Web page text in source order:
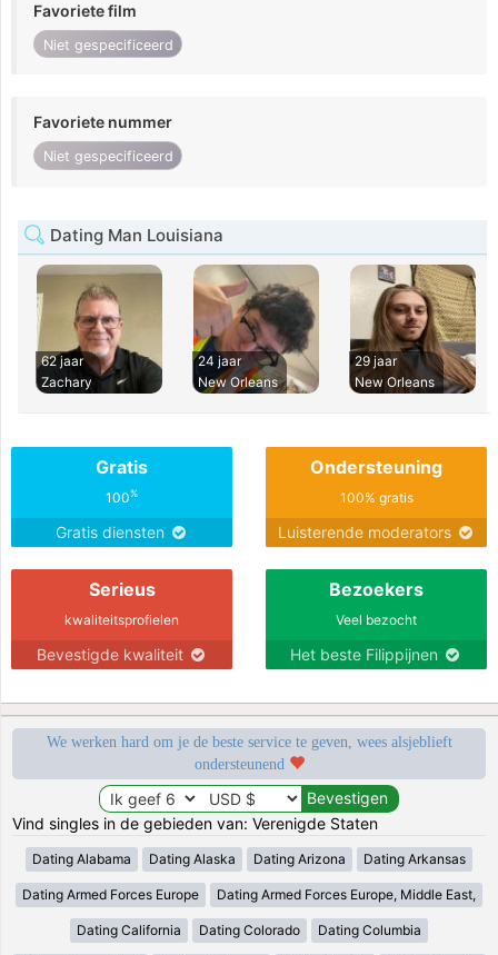
Favoriete film
Niet gespecificeerd
Favoriete nummer
Niet gespecificeerd
Dating Man Louisiana
62 jaar
Zachary
24 jaar
New Orleans
29 jaar
New Orleans
Gratis
100%
Gratis diensten
Ondersteuning
100% gratis
Luisterende moderators
Serieus
kwaliteitsprofielen
Bevestigde kwaliteit
Bezoekers
Veel bezocht
Het beste Filippijnen
We werken hard om je de beste service te geven, wees alsjeblieft
ondersteunend
Vind singles in de gebieden van: Verenigde Staten
Dating Alabama Dating Alaska Dating Arizona Dating Arkansas
Dating Armed Forces Europe Dating Armed Forces Europe, Middle East,
Dating California Dating Colorado Dating Columbia